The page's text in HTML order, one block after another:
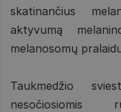
skatinančius
aktyvumą
melanosomų
Taukmedžio
nesočiosiomis